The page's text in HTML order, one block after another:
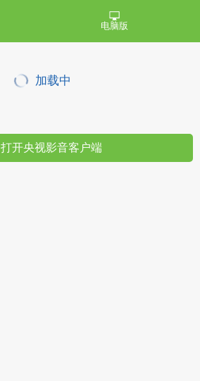
电脑版
加载中
打开央视影音客户端